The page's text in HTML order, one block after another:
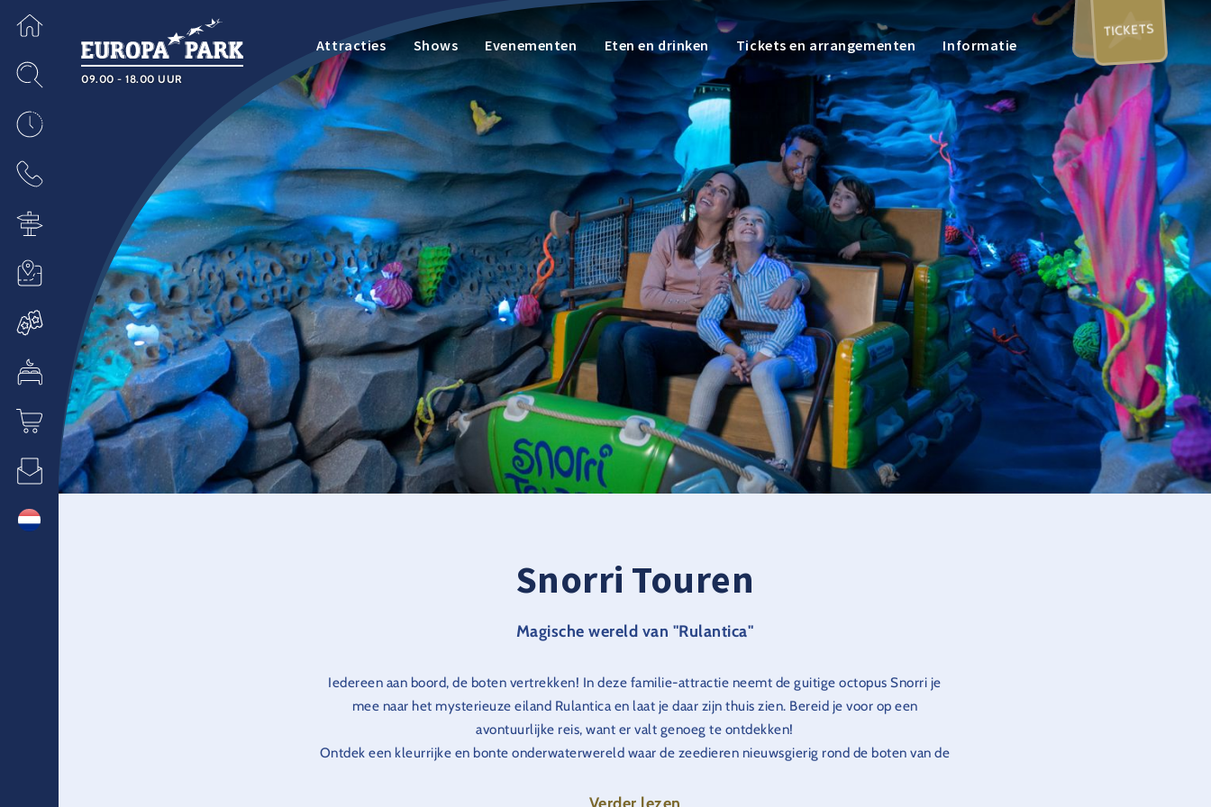
09.00 - 18.00 UUR
Attracties Shows Evenementen Eten en drinken Tickets en arrangementen Informatie
TICKETS
Snorri Touren
Magische wereld van "Rulantica"
Iedereen aan boord, de boten vertrekken! In deze familie-attractie neemt de guitige octopus Snorri je
mee naar het mysterieuze eiland Rulantica en laat je daar zijn thuis zien. Bereid je voor op een
avontuurlijke reis, want er valt genoeg te ontdekken!
Ontdek een kleurrijke en bonte onderwaterwereld waar de zeedieren nieuwsgierig rond de boten van de
lijkt in ijs. Dompel je onder in de mystieke wereld van Rulantica en ga op pad met Snorri.
Verder lezen